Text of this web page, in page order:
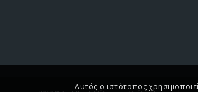
Αυτός ο ιστότοπος